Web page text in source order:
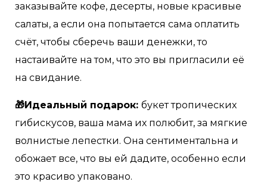
заказывайте кофе, десерты, новые красивые
салаты, а если она попытается сама оплатить
счёт, чтобы сберечь ваши денежки, то
настаивайте на том, что это вы пригласили её
на свидание.
🎁Идеальный подарок: букет тропических
гибискусов, ваша мама их полюбит, за мягкие
волнистые лепестки. Она сентиментальна и
обожает все, что вы ей дадите, особенно если
это красиво упаковано.